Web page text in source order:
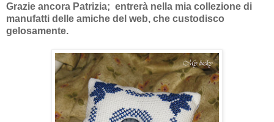
Grazie ancora Patrizia; entrerà nella mia collezione di
manufatti delle amiche del web, che custodisco
gelosamente.